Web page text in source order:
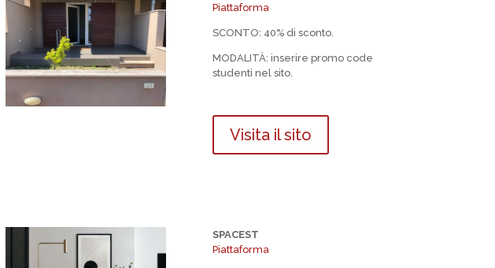
Piattaforma
SCONTO: 40% di sconto.
MODALITÀ: inserire promo code
studenti nel sito.
Visita il sito
SPACEST
Piattaforma